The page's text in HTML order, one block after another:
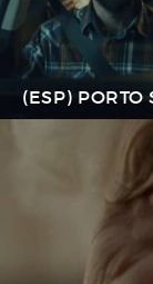
(ESP) PORTO